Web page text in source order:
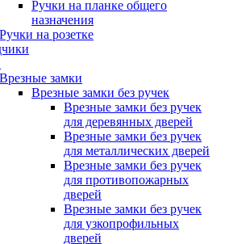
Ручки на планке общего
назначения
Ручки на розетке
Врезные замки
Врезные замки без ручек
Врезные замки без ручек
для деревянных дверей
Врезные замки без ручек
для металлических дверей
Врезные замки без ручек
для противопожарных
дверей
Врезные замки без ручек
для узкопрофильных
дверей